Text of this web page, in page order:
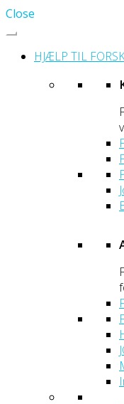
Close
HJÆLP TIL